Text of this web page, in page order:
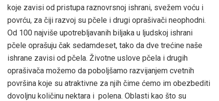
koje zavisi od pristupa raznovrsnoj ishrani, svežem voću i
povrću, za čiji razvoj su pčele i drugi oprašivači neophodni.
Od 100 najviše upotrebljavanih biljaka u ljudskoj ishrani
pčele oprašuju čak sedamdeset, tako da dve trećine naše
ishrane zavisi od pčela. Životne uslove pčela i drugih
oprašivača možemo da poboljšamo razvijanjem cvetnih
površina koje su atraktivne za njih čime ćemo im obezbediti
dovoljnu količinu nektara i polena. Oblasti kao što su